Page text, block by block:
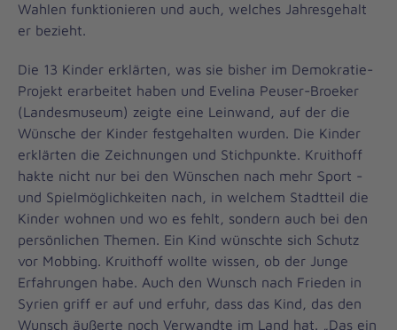
Wahlen funktionieren und auch, welches Jahresgehalt
er bezieht.
Die 13 Kinder erklärten, was sie bisher im Demokratie-
Projekt erarbeitet haben und Evelina Peuser-Broeker
(Landesmuseum) zeigte eine Leinwand, auf der die
Wünsche der Kinder festgehalten wurden. Die Kinder
erklärten die Zeichnungen und Stichpunkte. Kruithoff
hakte nicht nur bei den Wünschen nach mehr Sport -
und Spielmöglichkeiten nach, in welchem Stadtteil die
Kinder wohnen und wo es fehlt, sondern auch bei den
persönlichen Themen. Ein Kind wünschte sich Schutz
vor Mobbing. Kruithoff wollte wissen, ob der Junge
Erfahrungen habe. Auch den Wunsch nach Frieden in
Syrien griff er auf und erfuhr, dass das Kind, das den
Wunsch äußerte noch Verwandte im Land hat. „Das ein